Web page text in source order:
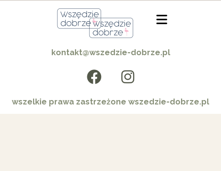
kontakt@wszedzie-dobrze.pl
wszelkie prawa zastrzeżone wszedzie-dobrze.pl